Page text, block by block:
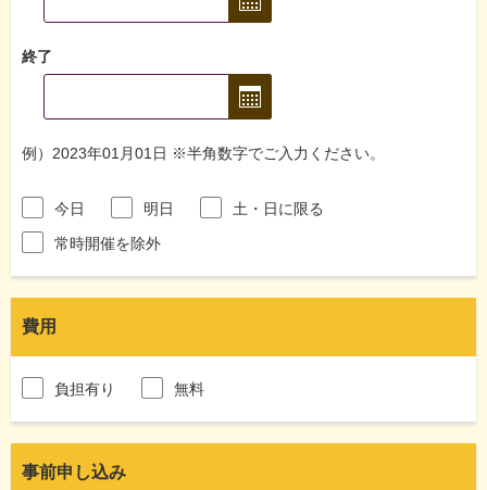
終了
例）2023年01月01日 ※半角数字でご入力ください。
今日 明日
土・日に限る
常時開催を除外
費用
負担有り 無料
事前申し込み